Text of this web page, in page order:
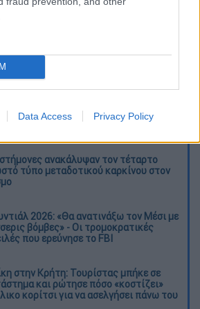
Data Access Privacy Policy
ανακάλυψαν τον τέταρτο
τύπο μεταδοτικού καρκίνου στον
2026: «Θα ανατινάξω τον Μέσι με
βόμβες» - Οι τρομοκρατικές
που ερεύνησε το FBI
στην Κρήτη: Τουρίστας μπήκε σε
και ρώτησε πόσο «κοστίζει»
κορίτσι για να ασελγήσει πάνω του